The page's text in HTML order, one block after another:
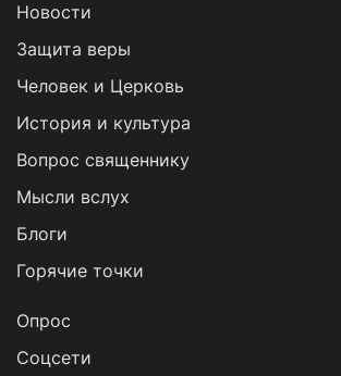
Новости
Защита веры
Человек и Церковь
История и культура
Вопрос священнику
Мысли вслух
Блоги
Горячие точки
Опрос
Cоцсети